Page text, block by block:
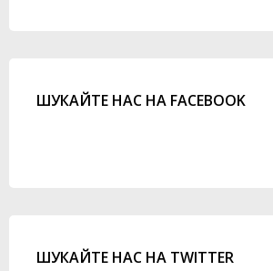
ШУКАЙТЕ НАС НА FACEBOOK
ШУКАЙТЕ НАС НА TWITTER